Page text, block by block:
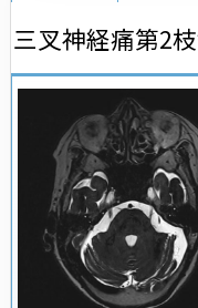
三叉神経痛第2